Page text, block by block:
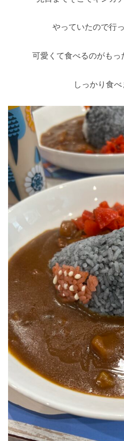
やっていたので行
可愛くて食べるのがも
しっかり食べ